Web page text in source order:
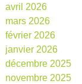
avril 2026
mars 2026
février 2026
janvier 2026
décembre 2025
novembre 2025